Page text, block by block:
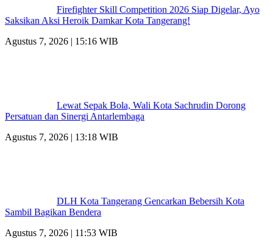
Firefighter Skill Competition 2026 Siap Digelar, Ayo
Saksikan Aksi Heroik Damkar Kota Tangerang!
Agustus 7, 2026 | 15:16 WIB
Lewat Sepak Bola, Wali Kota Sachrudin Dorong
Persatuan dan Sinergi Antarlembaga
Agustus 7, 2026 | 13:18 WIB
DLH Kota Tangerang Gencarkan Bebersih Kota
Sambil Bagikan Bendera
Agustus 7, 2026 | 11:53 WIB